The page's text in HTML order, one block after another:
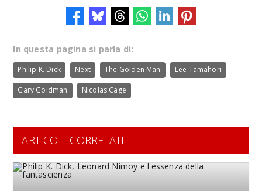
In questa pagina si parla di:
Philip K. Dick Next The Golden Man Lee Tamahori
Gary Goldman Nicolas Cage
ARTICOLI CORRELATI